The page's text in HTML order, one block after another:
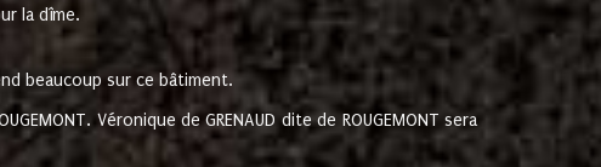
la dîme.
beaucoup sur ce bâtiment.
Véronique de GRENAUD dite de ROUGEMONT sera